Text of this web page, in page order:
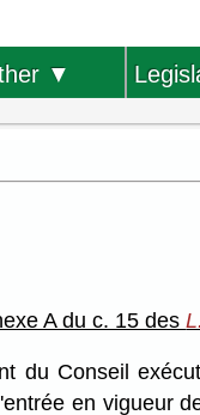
▼
A du c. 15 des
du Conseil
en vigueur